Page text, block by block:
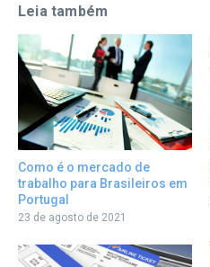
Leia também
Como é o mercado de
trabalho para Brasileiros em
Portugal
23 de agosto de 2021